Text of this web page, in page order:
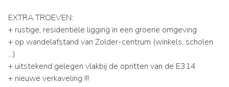
EXTRA TROEVEN:
+ rustige, residentiële ligging in een groene omgeving
+ op wandelafstand van Zolder-centrum (winkels, scholen
...)
+ uitstekend gelegen vlakbij de opritten van de E314
+ nieuwe verkaveling !!!